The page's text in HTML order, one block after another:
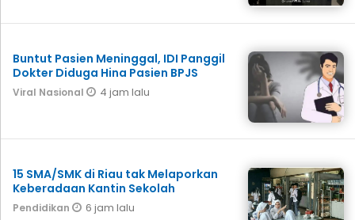
Buntut Pasien Meninggal, IDI Panggil
Dokter Diduga Hina Pasien BPJS
Viral Nasional 4 jam lalu
15 SMA/SMK di Riau tak Melaporkan
Keberadaan Kantin Sekolah
Pendidikan 6 jam lalu